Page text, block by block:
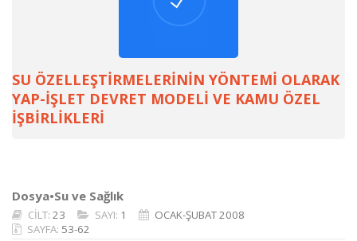
SU ÖZELLEŞTİRMELERİNİN YÖNTEMİ OLARAK
YAP-İŞLET DEVRET MODELİ VE KAMU ÖZEL
İŞBİRLİKLERİ
Dosya•Su ve Sağlık
CİLT: 23 SAYI: 1
OCAK-ŞUBAT 2008
SAYFA: 53-62